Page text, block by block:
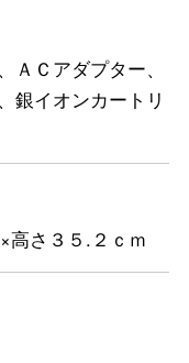
Ｃアダプター、
銀イオンカートリ
高さ３５.２ｃｍ